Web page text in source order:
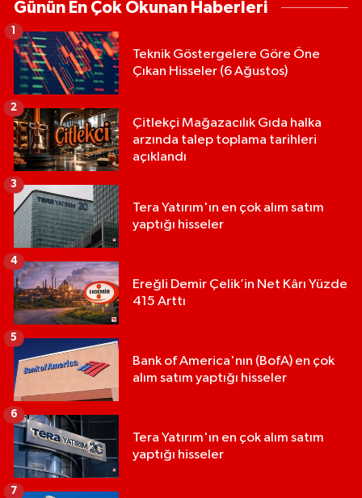
Günün En Çok Okunan Haberleri
Teknik Göstergelere Göre Öne
Çıkan Hisseler (6 Ağustos)
Çitlekçi Mağazacılık Gıda halka
arzında talep toplama tarihleri
açıklandı
2
Tera Yatırım'ın en çok alım satım
yaptığı hisseler
3
Ereğli Demir Çelik’in Net Kârı Yüzde
415 Arttı
4
Bank of America'nın (BofA) en çok
alım satım yaptığı hisseler
5
Tera Yatırım'ın en çok alım satım
yaptığı hisseler
6
7